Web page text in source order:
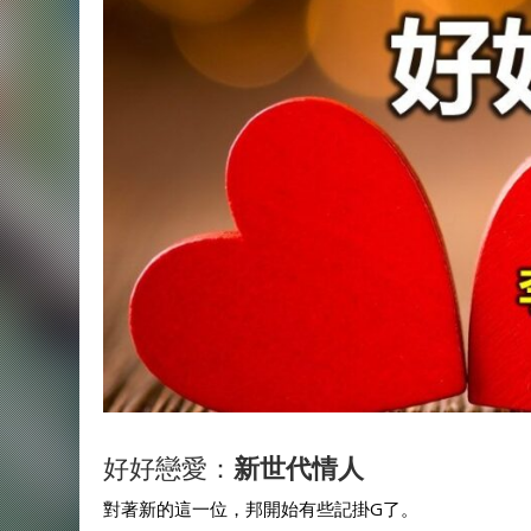
好好戀愛： 新世代情人
對著新的這一位，邦開始有些記掛G了。